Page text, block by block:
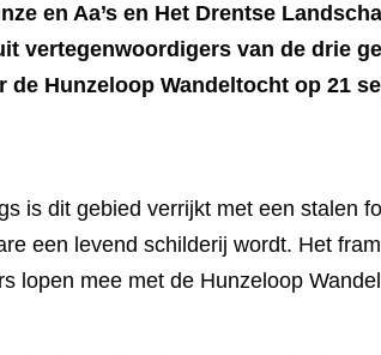
en Aa’s en Het Drentse
vertegenwoordigers van de drie
Hunzeloop Wandeltocht op 21
is dit gebied verrijkt met een stalen
een levend schilderij wordt. Het
lopen mee met de Hunzeloop